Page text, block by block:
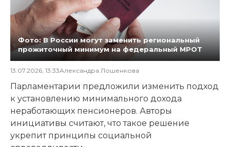
Фото: В России могут заменить региональный
прожиточный минимум на федеральный МРОТ
13.07.2026, 13:33Александра Лошенкова
Парламентарии предложили изменить подход
к установлению минимального дохода
неработающих пенсионеров. Авторы
инициативы считают, что такое решение
укрепит принципы социальной